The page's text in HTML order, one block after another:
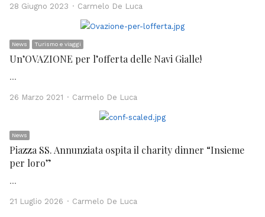
28 Giugno 2023 Author
Carmelo De Luca
News Turismo e viaggi
Un’OVAZIONE per l’offerta delle Navi Gialle!
…
26 Marzo 2021 Author
Carmelo De Luca
News
Piazza SS. Annunziata ospita il charity dinner “Insieme
per loro”
…
21 Luglio 2026 Author
Carmelo De Luca